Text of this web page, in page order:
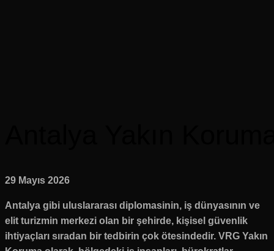
29 Mayıs 2026
Antalya gibi uluslararası diplomasinin, iş dünyasının ve
elit turizmin merkezi olan bir şehirde, kişisel güvenlik
ihtiyaçları sıradan bir tedbirin çok ötesindedir. VRG Yakın